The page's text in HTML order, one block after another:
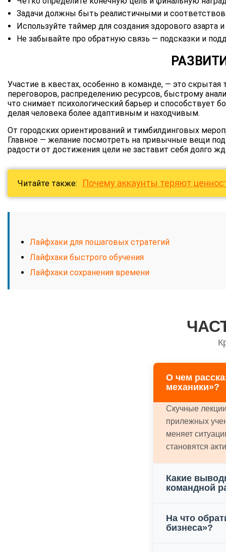
Задачи должны быть реалистичными и
Используйте таймер для создания здорового азарта
Не забывайте про обратную связь — подсказки и
Участие в квестах, особенно в команде, — это
переговоров, распределению ресурсов, быстрому
что снимает психологический барьер и способствует
делая человека более адаптивным и находчивым.
От городских ориентирований и тимбилдинговых
Главное — желание посмотреть на привычные вещи
радости от достижения цели не заставит себя долго
Читайте также: Почему аккаунты теряют
Лайфхаки для пошаговых стратегий
Лайфхаки быстрого обучения
Лайфхаки сохранения времени
О чем
механики»?
Скучные
прилежных
меняет
становятся
Какие
командной
На что
бизнеса»?